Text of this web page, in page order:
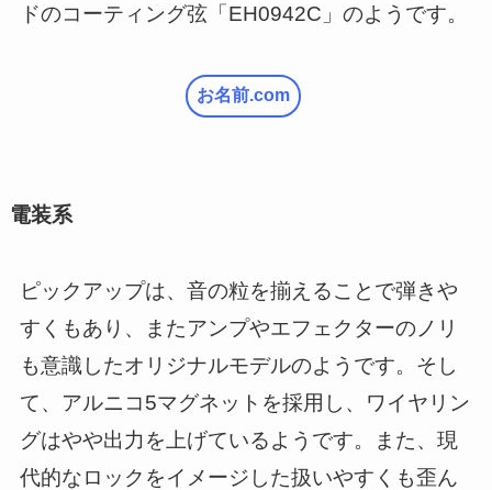
ドのコーティング弦「EH0942C」のようです。
お名前.com
電装系
ピックアップは、音の粒を揃えることで弾きや
すくもあり、またアンプやエフェクターのノリ
も意識したオリジナルモデルのようです。そし
て、アルニコ5マグネットを採用し、ワイヤリン
グはやや出力を上げているようです。また、現
代的なロックをイメージした扱いやすくも歪ん